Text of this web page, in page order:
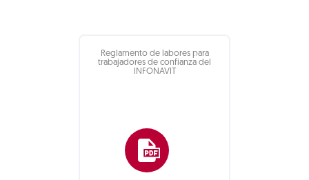
Reglamento de labores para
trabajadores de confianza del
INFONAVIT